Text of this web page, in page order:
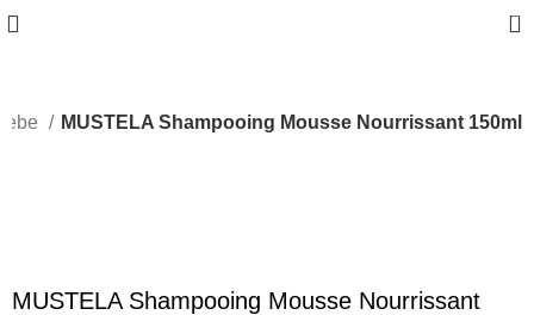
0
MUSTELA Shampooing Mousse Nourrissant 150ml
MUSTELA Shampooing Mousse Nourrissant